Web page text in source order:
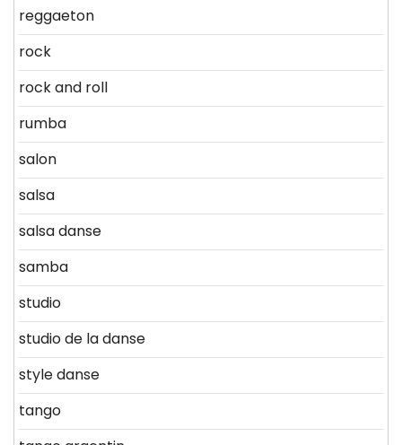
reggaeton
rock
rock and roll
rumba
salon
salsa
salsa danse
samba
studio
studio de la danse
style danse
tango